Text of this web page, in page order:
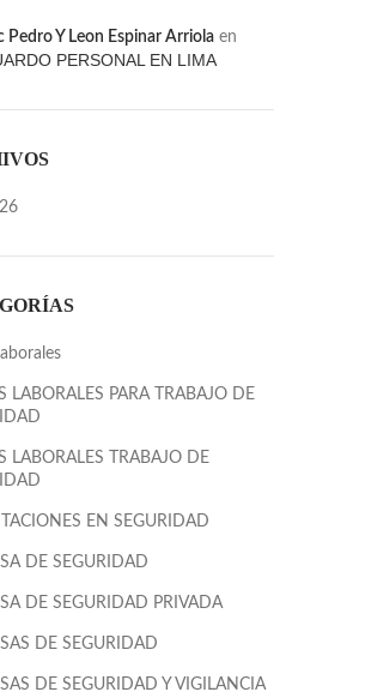
Pedro Y Leon Espinar Arriolaen
PERSONAL EN LIMA
LABORALES PARA TRABAJO DE
LABORALES TRABAJO DE
EN SEGURIDAD
DE SEGURIDAD
DE SEGURIDAD PRIVADA
DE SEGURIDAD
DE SEGURIDAD Y VIGILANCIA